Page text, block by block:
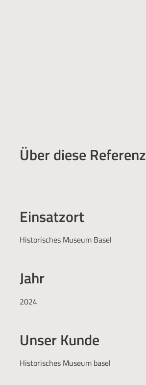
Über diese Referenz
Einsatzort
2024
Unser Kunde
Historisches Museum Basel
Jahr
Historisches Museum basel